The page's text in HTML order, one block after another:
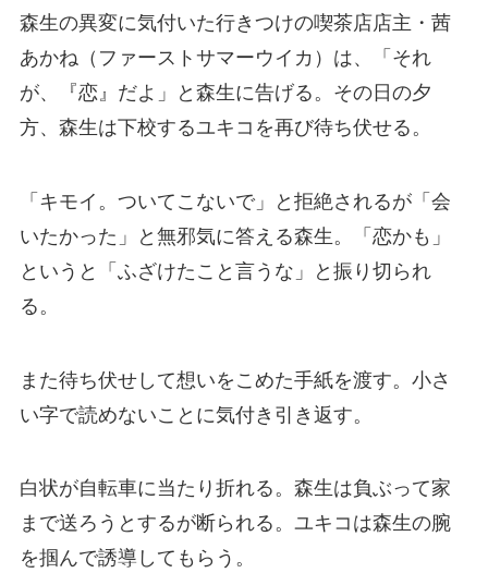
森生の異変に気付いた行きつけの喫茶店店主・茜
あかね（ファーストサマーウイカ）は、「それ
が、『恋』だよ」と森生に告げる。その日の夕
方、森生は下校するユキコを再び待ち伏せる。
「キモイ。ついてこないで」と拒絶されるが「会
いたかった」と無邪気に答える森生。「恋かも」
というと「ふざけたこと言うな」と振り切られ
る。
また待ち伏せして想いをこめた手紙を渡す。小さ
い字で読めないことに気付き引き返す。
白状が自転車に当たり折れる。森生は負ぶって家
まで送ろうとするが断られる。ユキコは森生の腕
を掴んで誘導してもらう。